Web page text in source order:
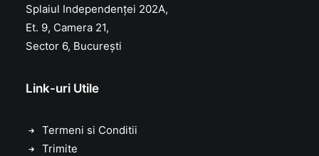
Splaiul Independenței 202A,
Et. 9, Camera 21,
Sector 6, București
Link-uri Utile
Termeni si Conditii
Trimite